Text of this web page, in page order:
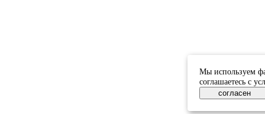
Мы используем
соглашаетесь с
согласен